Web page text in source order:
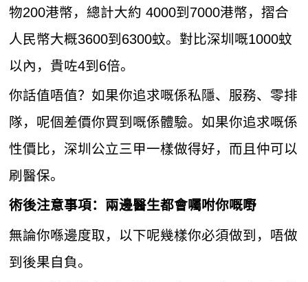
物200港幣，總計大約 4000到7000港幣，摺合
人民幣大概3600到6300蚊。對比深圳嘅1000蚊
以內，貴咗4到6倍。
你話值唔值？如果你追求嘅係私隱、服務、零排
隊，呢個差價你買到嘅係體驗。如果你追求嘅係
性價比，深圳公立三甲一樣做得好，而且仲可以
刷醫保。
術後注意事項：兩邊醫生都會囑咐你嘅嘢
無論你喺邊度取，以下呢幾樣你必須做到，唔做
到後果自負。